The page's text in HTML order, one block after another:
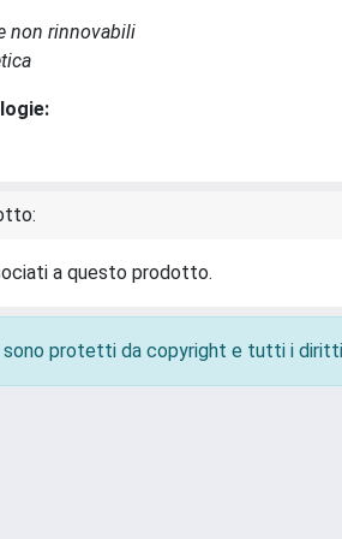
non rinnovabili
a questo prodotto.
protetti da copyright e tutti i